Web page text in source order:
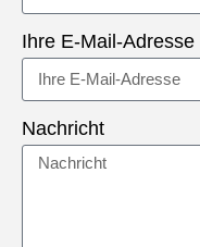
Ihre E-Mail-Adresse
Nachricht